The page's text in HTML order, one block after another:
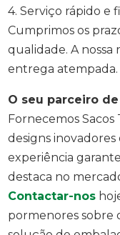
4. Serviço rápido e
Cumprimos os
qualidade. A nossa
entrega atempada.
O seu parceiro
Fornecemos
designs inovadores
experiência
destaca no
Contactar-nos
pormenores sobre